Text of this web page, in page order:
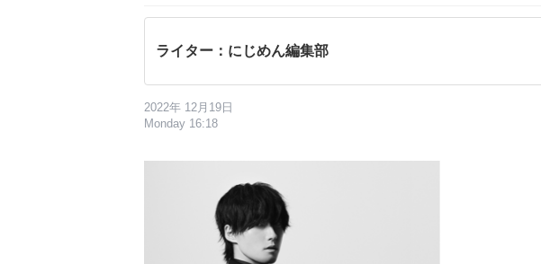
ライター：にじめん編集部
2022年 12月19日
Monday 16:18